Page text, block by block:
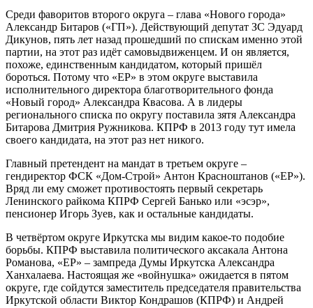
Среди фаворитов второго округа – глава «Нового города»
Александр Битаров («ГП»). Действующий депутат ЗС Эдуард
Дикунов, пять лет назад прошедший по спискам именно этой
партии, на этот раз идёт самовыдвиженцем. И он является,
похоже, единственным кандидатом, который пришёл
бороться. Потому что «ЕР» в этом округе выставила
исполнительного директора благотворительного фонда
«Новый город» Александра Квасова. А в лидеры
регионального списка по округу поставила зятя Александра
Битарова Дмитрия Ружникова. КПРФ в 2013 году тут имела
своего кандидата, на этот раз нет никого.
Главный претендент на мандат в третьем округе –
гендиректор ФСК «Дом-Строй» Антон Красноштанов («ЕР»).
Вряд ли ему сможет противостоять первый секретарь
Ленинского райкома КПРФ Сергей Банько или «эсэр»,
пенсионер Игорь Зуев, как и остальные кандидаты.
В четвёртом округе Иркутска мы видим какое-то подобие
борьбы. КПРФ выставила политического аксакала Антона
Романова, «ЕР» – зампреда Думы Иркутска Александра
Ханхалаева. Настоящая же «войнушка» ожидается в пятом
округе, где сойдутся заместитель председателя правительства
Иркутской области Виктор Кондрашов (КПРФ) и Андрей